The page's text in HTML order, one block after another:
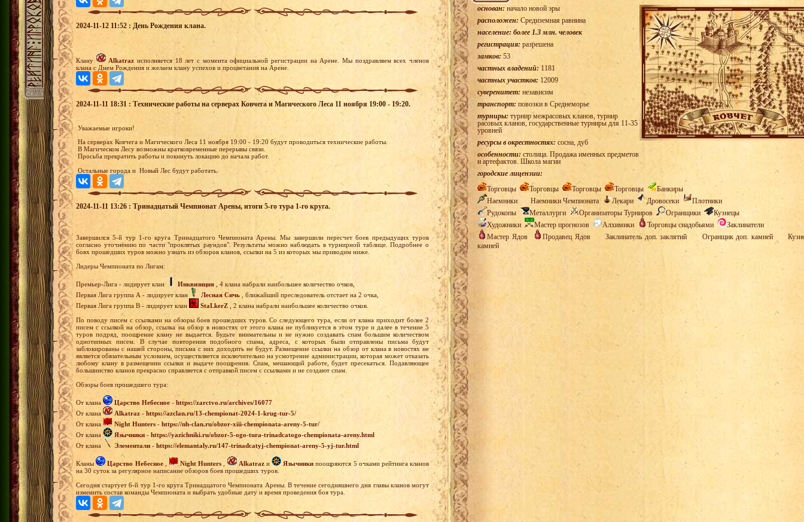
2024-11-12 11:52 : День Рождения клана.
Клану Alkatraz исполняется 18 лет с момента официальной регистрации на Арене. Мы поздравляем всех членов
клана с Днем Рождения и желаем клану успехов и процветания на Арене.
2024-11-11 18:31 : Технические работы на серверах Ковчега и Магического Леса 11 ноября 19:00 - 19:20.
Уважаемые игроки!
На серверах Ковчега и Магического Леса 11 ноября 19:00 - 19:20 будут проводиться технические работы.
В Магическом Лесу возможны кратковременные перерывы связи.
Просьба прекратить работы и покинуть локацию до начала работ.
Остальные города и Новый Лес будут работать.
2024-11-11 13:26 : Тринадцатый Чемпионат Арены, итоги 5-го тура 1-го круга.
Завершился 5-й тур 1-го круга Тринадцатого Чемпионата Арены. Мы завершили пересчет боев предыдущих туров
согласно уточнению по части "проклятых раундов". Результаты можно наблюдать в турнирной таблице. Подробнее о
боях прошедших туров можно узнать из обзоров кланов, ссылки на 5 из которых мы приводим ниже.
Лидеры Чемпионата по Лигам:
Премьер-Лига - лидирует клан Инквизиция , 4 клана набрали наибольшее количество очков,
Первая Лига группа А - лидирует клан
Лесная Сичь , ближайший преследователь отстает на 2 очка,
Первая Лига группа В - лидирует клан
StaLkerZ , 2 клана набрали наибольшее количество очков.
По поводу писем с ссылками на обзоры боев прошедших туров. Со следующего тура, если от клана приходит более 2
писем с ссылкой на обзор, ссылка на обзор в новостях от этого клана не публикуется в этом туре и далее в течение 5
туров подряд, поощрение клану не выдается. Будьте внимательны и не нужно создавать спам большим количеством
однотипных писем. В случае повторения подобного спама, адреса, с которых были отправлены письма будут
заблокированы с нашей стороны, письма с них доходить не будут. Размещение ссылки на обзор от клана в новостях не
является обязательным условием, осуществляется исключительно на усмотрение администрации, которая может отказать
любому клану в размещении ссылки и выдаче поощрения. Спам, мешающий работе, будет пресекаться. Подавляющее
большинство кланов прекрасно справляется с отправкой писем с ссылками и не создают спам.
Обзоры боев прошедшего тура:
От клана Царство Небесное - https://zarctvo.ru/archives/16077
От клана
Alkatraz - https://azclan.ru/13-chempionat-2024-1-krug-tur-5/
От клана
Night Hunters - https://nh-clan.ru/obzor-xiii-chempionata-areny-5-tur/
От клана
Язычники - https://yazichniki.ru/obzor-5-ogo-tura-trinadcatogo-chempionata-areny.html
От клана
Элементали - https://elemantaly.ru/147-trinadcatyj-chempionat-areny-5-yj-tur.html
Кланы Царство Небесное, Night Hunters , Alkatrazи Язычники поощряются 5 очками рейтинга кланов
на 30 суток за регулярное написание обзоров боев прошедших туров.
Сегодня стартует 6-й тур 1-го круга Тринадцатого Чемпионата Арены. В течение сегодняшнего дня главы кланов могут
изменить состав команды Чемпионата и выбрать удобные дату и время проведения боя тура.
основан: начало новой эры
расположен: Средиземная равнина
население: более 1.3 млн. человек
регистрация: разрешена
замков: 53
частных владений: 1181
частных участков: 12009
суверенитет: независим
транспорт: повозки в Среднеморье
турниры: турнир межрасовых кланов, турнир
расовых кланов, государственные турниры для 11-35
уровней
ресурсы в окрестностях: сосна, дуб
особенности: столица. Продажа именных предметов
и артефактов. Школа магии
городские лицензии:
Торговцы
Торговцы Торговцы Торговцы
Банкиры
Наемники
Наемники Чемпионата Лекари Дровосеки
Плотники
Рудокопы
Металлурги Организаторы Турниров Огранщики
Кузнецы
Художники
Мастер прогнозов Алхимики Торговцы снадобьями
Заклинатели
Мастер Ядов
Продавец Ядов Заклинатель доп. заклятий Огранщик доп. камней
камней